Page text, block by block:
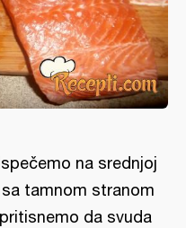
na srednjoj
tamnom stranom
da svuda